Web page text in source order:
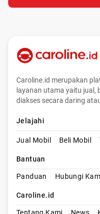
Caroline.id merupakan
layanan utama yaitu jual,
diakses secara daring
Jelajahi
Jual Mobil Beli Mobil
Bantuan
Panduan Hubungi
Caroline.id